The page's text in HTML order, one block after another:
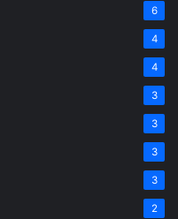
6
4
4
3
3
3
3
2